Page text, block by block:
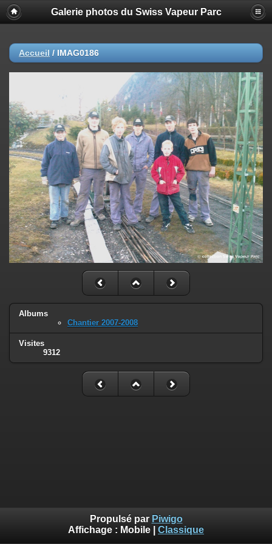
Galerie photos du Swiss Vapeur Parc
Accueil / IMAG0186
Albums
Chantier 2007-2008
Visites
9312
Propulsé par Piwigo
Affichage : Mobile Classique